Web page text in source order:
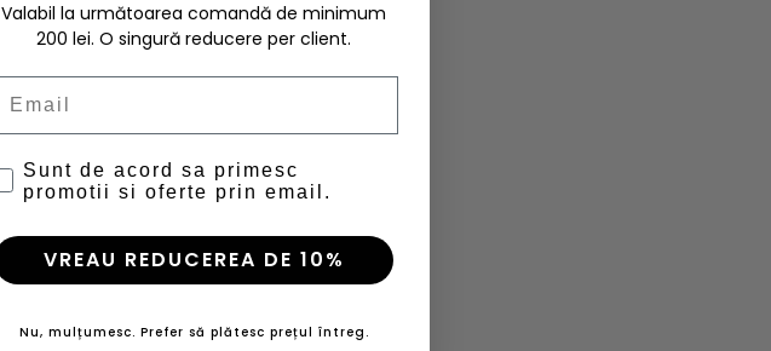
Valabil la următoarea comandă de minimum
200 lei. O singură reducere per client.
Sunt de acord sa primesc
promotii si oferte prin email.
VREAU REDUCEREA DE 10%
Nu, mulțumesc. Prefer să plătesc prețul întreg.